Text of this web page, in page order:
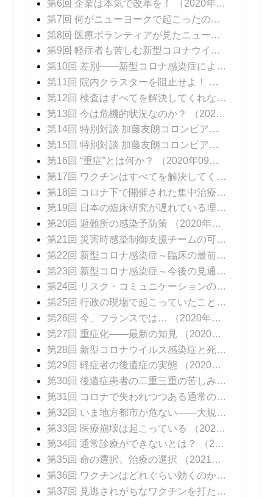
第6回 企業は本気で改革を！
（2020年06月29日 掲載）
第7回 何がニューヨークで起こったのか！？
第8回 医療ボランティアが見たニューヨークの医療崩壊
第9回 軽症者も苦しむ新型コロナウイルス感染症の後遺症
第10回 差別――新型コロナ感染症によるもうひとつの苦しみ
第11回 院内クラスターを阻止せよ！
（2020年08
第12回 検査はすべてを解決してくれない
第13回 今は危機的状況なのか？
（2020年08月17日 掲載）
第14回 特別対談 加藤友朗コロンビア大学医学部外科学教授 「いま、専門家に求められているものとは」
第15回 特別対談 加藤友朗コロンビア大学医学部外科学教授 「ニューヨークで行われているPCR検査の意味」
第16回 “重症”とは何か？
（2020年09月07日 掲載）
第17回 ワクチンはすべてを解決してくれない
第18回 コロナ下で開催された集中治療医学会
第19回 日本の臨床研究が遅れている理由
第20回 避難所の感染予防策
（2020年10月05日 掲載）
第21回 災害時感染制御支援チームの可能性
第22回 新型コロナ感染症～臨床の最前線
第23回 新型コロナ感染症～今後の見通し
第24回 リスク・コミュニケーションの難しさ
第25回 行政の現場で起こっていたこと
（2020年
第26回 今、フランスでは…
（2020年11月16日 掲載）
第27回 重症化――最新の知見
（2020年11月23日 掲載）
第28回 新型コロナウイルス感染症と死
（2020年
第29回 軽症者の後遺症の実態
（2020年12月07日 掲載）
第30回 後遺症患者の二重三重の苦しみ
（2020年
第31回 コロナで失われつつある通常の診療
第32回 いま地方都市が危ない――大規模院内クラスターはなぜ起こるのか
第33回 医療崩壊は起こっている
（2021年01月11日 掲載）
第34回 通常診療ができないとは？
（2021年01月18日 掲載）
第35回 命の選択、治療の選択
（2021年01月25日 掲載）
第36回 ワクチンはどれぐらい効くのか？
第37回 見逃されがちなワクチンを打たないリスク